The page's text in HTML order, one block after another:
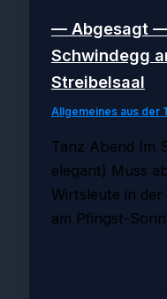
— Abgesagt —
Schwindegg
Streibelsaal
Allgemeines aus der
Tanz Abend Im
elegant) Muss
Wirtsleute in
am Pfingst-